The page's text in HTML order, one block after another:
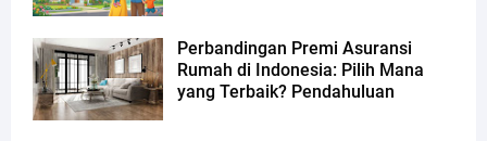
Perbandingan Premi Asuransi
Rumah di Indonesia: Pilih Mana
yang Terbaik? Pendahuluan